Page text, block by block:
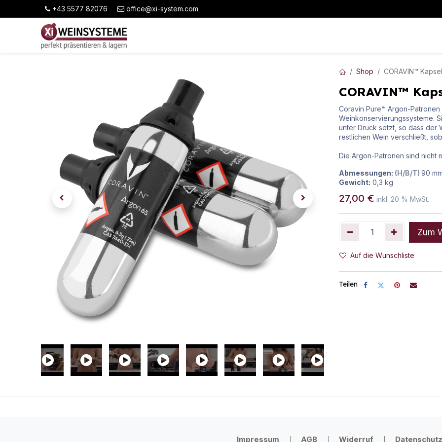
+43 5577 82076 office@xi-system.com
Shop CORAVIN™
CORAVIN™
Coravin Pure™ Argon-
Weinkonservierungssysteme.
unter Druck setzt, so dass der
restlichen Wein verschließt,
Die Argon-Patronen sind nicht
Abmessungen: (H/B/T) 90 mm
Gewicht: 0,3 kg
27,00 € inkl. 20 % MwSt.
Zum
Auf die Wunschliste
Teilen
Impressum AGB Widerruf Datenschutz